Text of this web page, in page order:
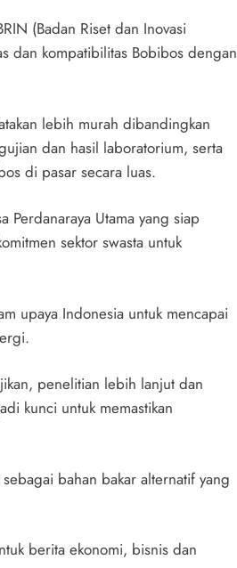
(Badan Riset dan Inovasi
dan kompatibilitas Bobibos dengan
lebih murah dibandingkan
dan hasil laboratorium, serta
di pasar secara luas.
Perdanaraya Utama yang siap
sektor swasta untuk
upaya Indonesia untuk mencapai
penelitian lebih lanjut dan
kunci untuk memastikan
bahan bakar alternatif yang
berita ekonomi, bisnis dan